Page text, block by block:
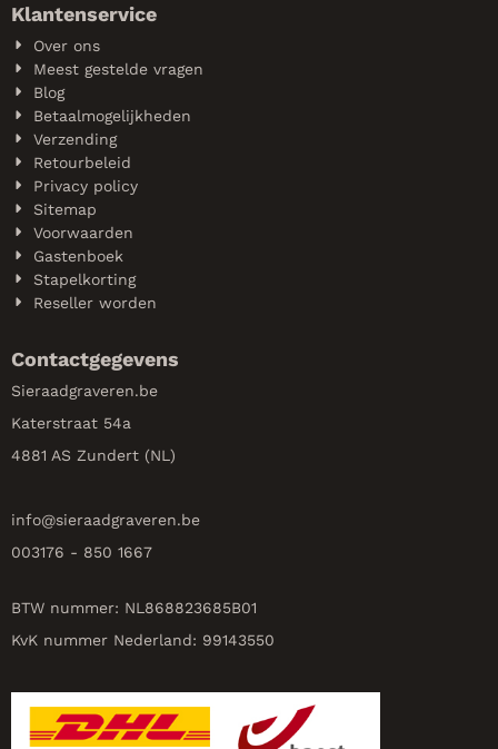
Klantenservice
Over ons
Meest gestelde vragen
Blog
Betaalmogelijkheden
Verzending
Retourbeleid
Privacy policy
Sitemap
Voorwaarden
Gastenboek
Stapelkorting
Reseller worden
Contactgegevens
Sieraadgraveren.be
Katerstraat 54a
4881 AS Zundert (NL)
info@sieraadgraveren.be
003176 - 850 1667
BTW nummer: NL868823685B01
KvK nummer Nederland: 99143550